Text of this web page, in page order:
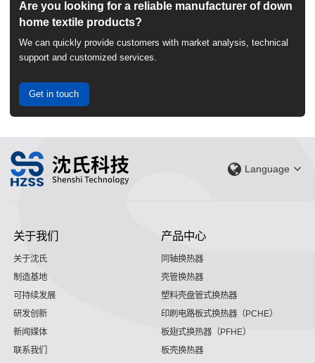
Are you looking for a reliable manufacturer of down
home textile products?
We can quickly provide customers with market analysis, technical
support and customized services.
Get in touch
Language
关于我们
关于沈氏
制造基地
可持续发展
研发创新
新闻媒体
联系我们
产品中心
同轴换热器
壳管换热器
塑料壳盘管式换热器
印刷电路板式换热器（PCHE）
板翅式换热器（PFHE）
板壳换热器